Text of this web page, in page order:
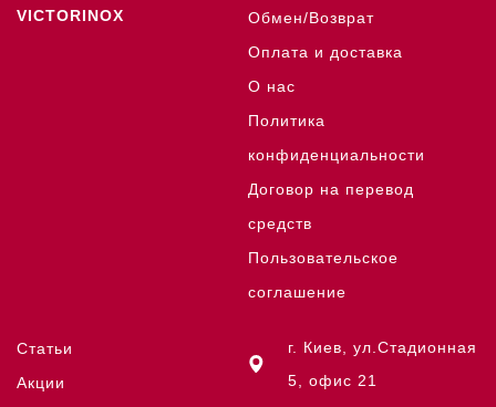
VICTORINOX
Обмен/Возврат
Оплата и доставка
О нас
Политика
конфиденциальности
Договор на перевод
средств
Пользовательское
соглашение
Статьи
Акции
г. Киев, ул.Стадионная
5, офис 21